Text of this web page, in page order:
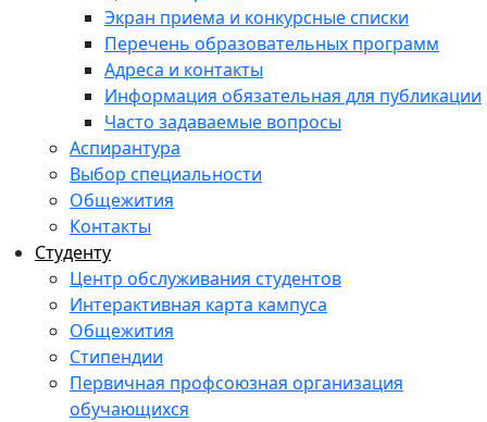
Экран приема и конкурсные списки
Перечень образовательных программ
Адреса и контакты
Информация обязательная для публикации
Часто задаваемые вопросы
Аспирантура
Выбор специальности
Общежития
Контакты
Студенту
Центр обслуживания студентов
Интерактивная карта кампуса
Общежития
Стипендии
Первичная профсоюзная организация
обучающихся